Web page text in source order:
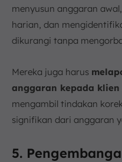
menyusun anggaran
harian, dan
dikurangi tanpa
Mereka juga harus
anggaran kepada
mengambil tindakan
signifikan dari anggaran
5.